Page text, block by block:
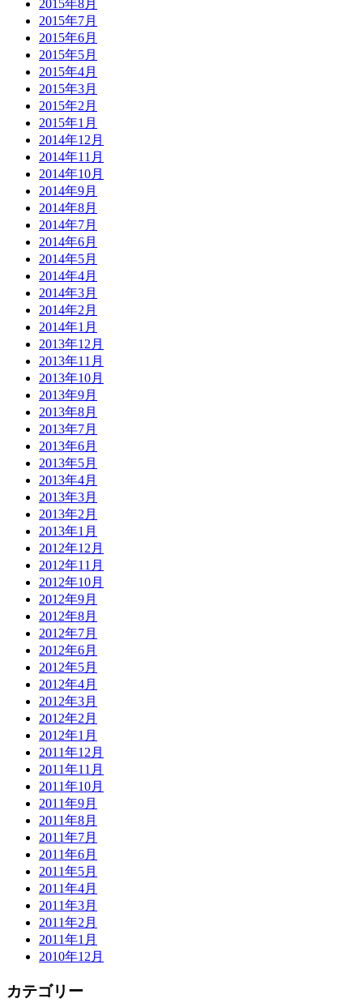
2015年8月
2015年7月
2015年6月
2015年5月
2015年4月
2015年3月
2015年2月
2015年1月
2014年12月
2014年11月
2014年10月
2014年9月
2014年8月
2014年7月
2014年6月
2014年5月
2014年4月
2014年3月
2014年2月
2014年1月
2013年12月
2013年11月
2013年10月
2013年9月
2013年8月
2013年7月
2013年6月
2013年5月
2013年4月
2013年3月
2013年2月
2013年1月
2012年12月
2012年11月
2012年10月
2012年9月
2012年8月
2012年7月
2012年6月
2012年5月
2012年4月
2012年3月
2012年2月
2012年1月
2011年12月
2011年11月
2011年10月
2011年9月
2011年8月
2011年7月
2011年6月
2011年5月
2011年4月
2011年3月
2011年2月
2011年1月
2010年12月
カテゴリー